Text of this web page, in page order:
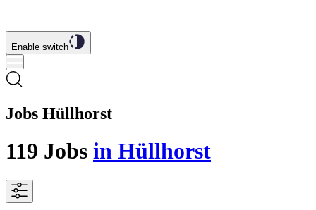
Enable switch
Jobs Hüllhorst
119 Jobs in Hüllhorst